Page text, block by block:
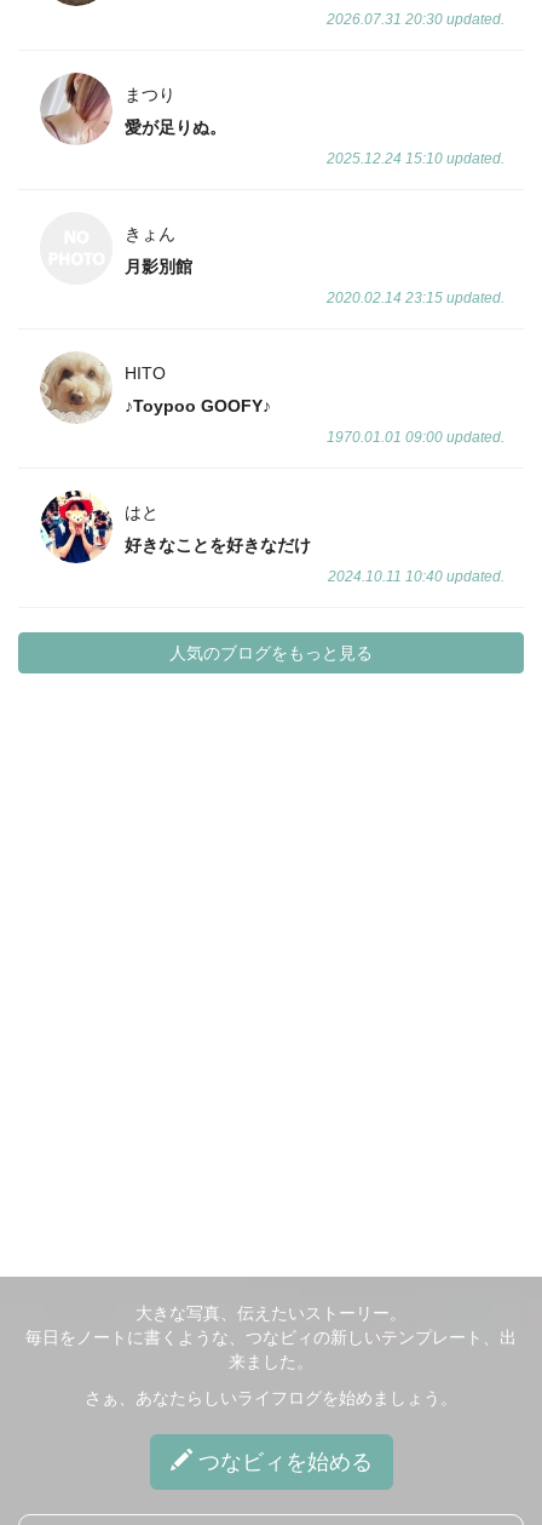
2026.07.31 20:30 updated.
まつり
愛が足りぬ。
2025.12.24 15:10 updated.
きょん
月影別館
2020.02.14 23:15 updated.
HITO
♪Toypoo GOOFY♪
1970.01.01 09:00 updated.
はと
好きなことを好きなだけ
2024.10.11 10:40 updated.
人気のブログをもっと見る
大きな写真、伝えたいストーリー。
毎日をノートに書くような、つなビィの新しいテンプレート、出
来ました。
さぁ、あなたらしいライフログを始めましょう。
つなビィ を始める